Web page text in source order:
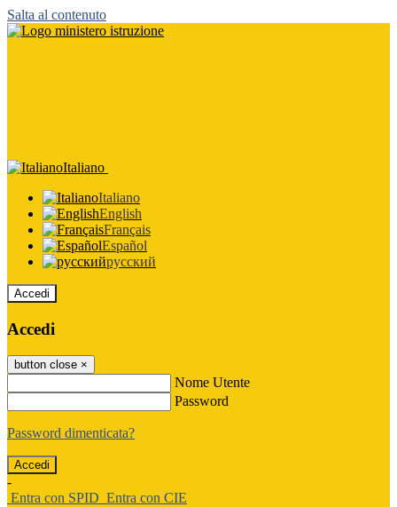
Salta al contenuto
Italiano
Italiano
English
Français
Español
русский
Accedi
Accedi
button close ×
Nome Utente
Password
Password dimenticata?
-
Entra con SPID Entra con CIE